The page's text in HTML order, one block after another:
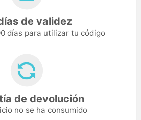
de validez
días para utilizar tu código
de devolución
no se ha consumido